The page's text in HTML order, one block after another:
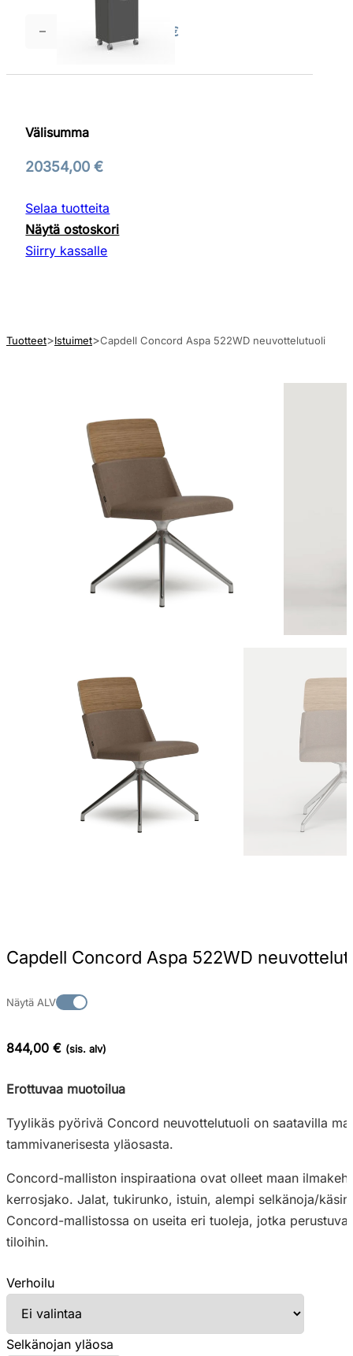
Edella
Large
jätteiden
lajittelukaappi
L)
määrä
€
Välisumma
20354,00€
Selaa tuotteita
Näytä ostoskori
Siirry kassalle
Tuotteet Istuimet Capdell Concord Aspa 522WD neuvottelutuoli
Capdell Concord Aspa 522WD
Näytä ALV
844,00 € (sis. alv)
Erottuvaa muotoilua
Tyylikäs pyörivä Concord neuvottelutuoli on saatavilla
tammivanerisesta yläosasta.
Concord-malliston inspiraationa ovat olleet maan
kerrosjako. Jalat, tukirunko, istuin, alempi selkänoja/
Concord-mallistossa on useita eri tuoleja, jotka
tiloihin.
Verhoilu
Selkänojan yläosa